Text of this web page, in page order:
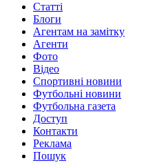
Статті
Блоги
Агентам на замітку
Агенти
Фото
Відео
Спортивні новини
Футбольні новини
Футбольна газета
Доступ
Контакти
Реклама
Пошук